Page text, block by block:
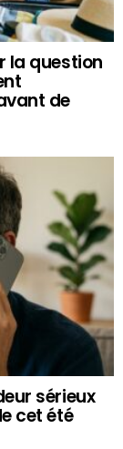
la question
de
sérieux
cet été